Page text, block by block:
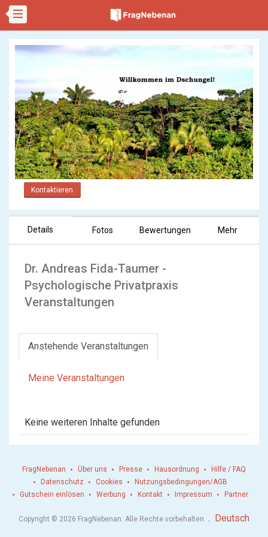
Kontaktieren
Details Fotos Bewertungen Mehr
Dr. Andreas Fida-Taumer -
Psychologische Privatpraxis
Veranstaltungen
Anstehende Veranstaltungen
Meine Veranstaltungen
Keine weiteren Inhalte gefunden
FragNebenan Über uns Presse Hausordnung
Hilfe / FAQ
Datenschutz
Cookies
Nutzungsbedingungen/AGB
Gutschein einlösen
Werbung Kontakt Impressum Partner
Copyright © 2026 FragNebenan. Alle Rechte vorbehalten . Deutsch